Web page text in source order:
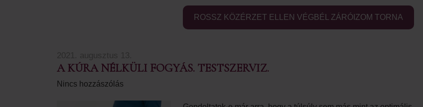
ROSSZ KÖZÉRZET ELLEN VÉGBÉL ZÁRÓIZOM TORNA
A KÚRA NÉLKÜLI FOGYÁS. TESTSZERVIZ.
Nincs hozzászólás